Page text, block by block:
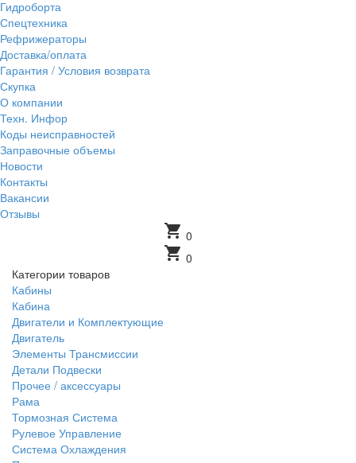
Гидроборта
Спецтехника
Рефрижераторы
Доставка/оплата
Гарантия / Условия возврата
Скупка
О компании
Техн. Инфор
Коды неисправностей
Заправочные объемы
Новости
Контакты
Вакансии
Отзывы
shopping_cart 0
shopping_cart 0
Категории товаров
Кабины
Кабина
Двигатели и Комплектующие
Двигатель
Элементы Трансмиссии
Детали Подвески
Прочее / аксессуары
Рама
Тормозная Система
Рулевое Управление
Система Охлаждения